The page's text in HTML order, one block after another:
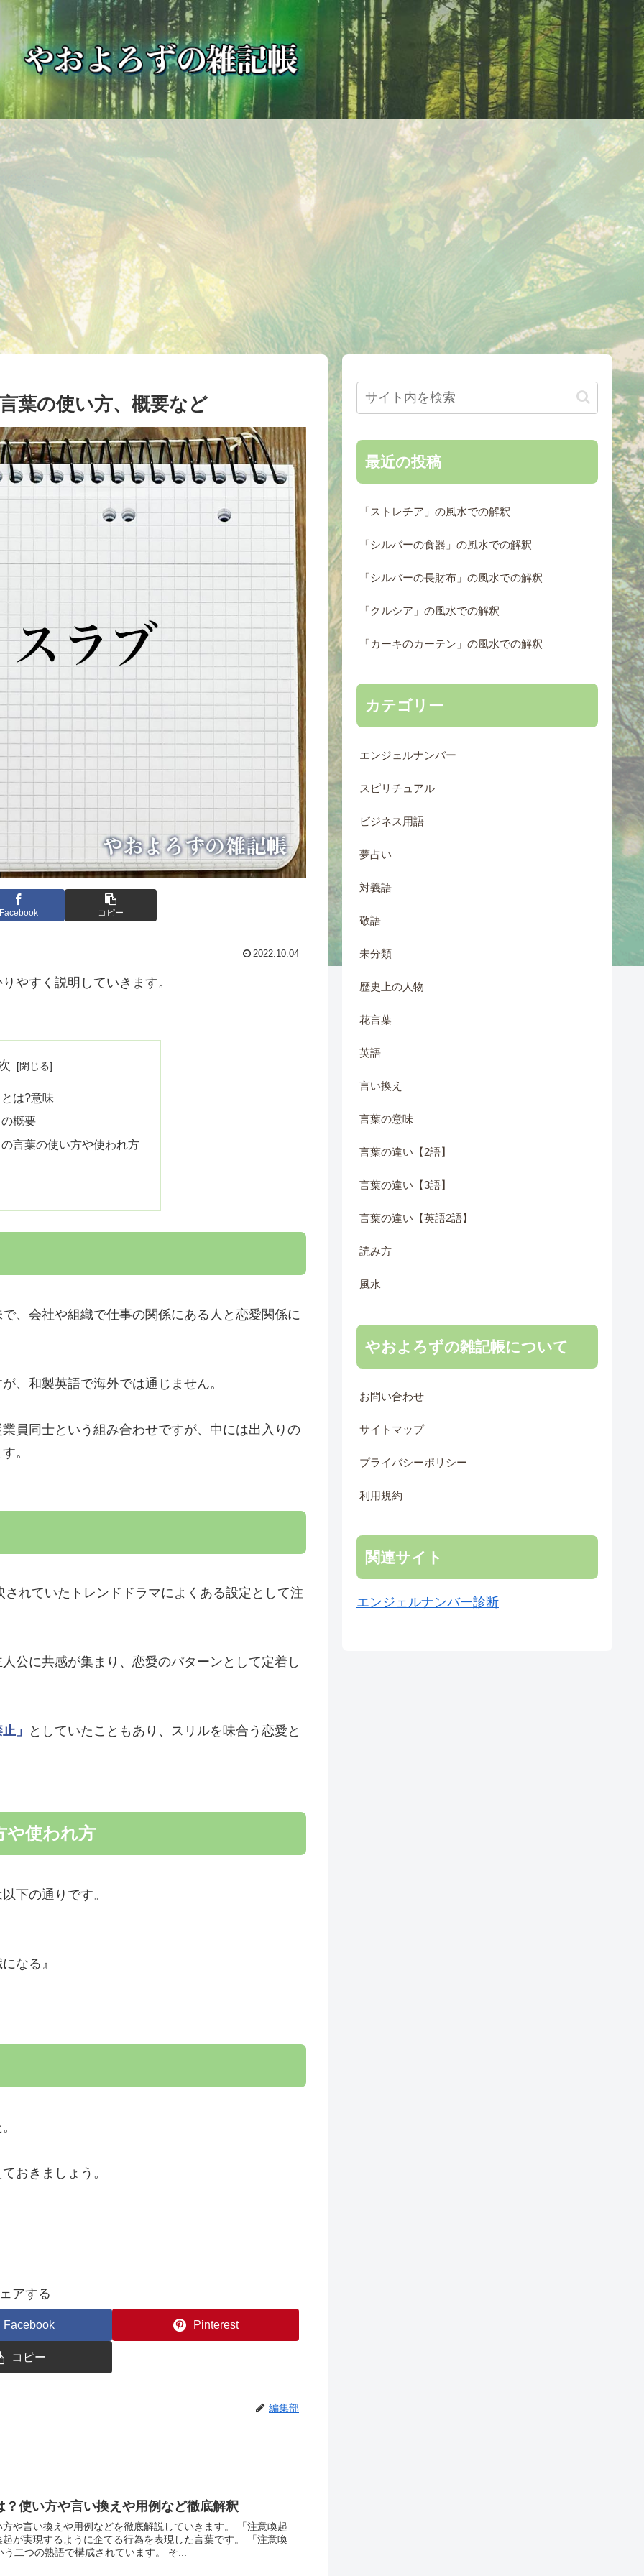
葉の使い方、概要など
Facebook コピー
2022.10.04
やすく説明していきます。
は?意味
概要
言葉の使い方や使われ方
、会社や組織で仕事の関係にある人と恋愛関係に
、和製英語で海外では通じません。
員同士という組み合わせですが、中には出入りの
。
れていたトレンドドラマによくある設定として注
公に共感が集まり、恋愛のパターンとして定着し
」 としていたこともあり、スリルを味合う恋愛と
や使われ方
下の通りです。
なる』
おきましょう。
アする
Facebook Pinterest
コピー
編集部
？使い方や言い換えや用例など徹底解釈
や言い換えや用例などを徹底解説していきます。 「注意喚起
が実現するように企てる行為を表現した言葉です。 「注意喚
二つの熟語で構成されています。 そ...
最近の投稿
「ストレチア」の風水での解釈
「シルバーの食器」の風水での解釈
「シルバーの長財布」の風水での解釈
「クルシア」の風水での解釈
「カーキのカーテン」の風水での解釈
カテゴリー
エンジェルナンバー
スピリチュアル
ビジネス用語
夢占い
対義語
敬語
未分類
歴史上の人物
花言葉
英語
言い換え
言葉の意味
言葉の違い【2語】
言葉の違い【3語】
言葉の違い【英語2語】
読み方
風水
やおよろずの雑記帳について
お問い合わせ
サイトマップ
プライバシーポリシー
利用規約
関連サイト
エンジェルナンバー診断